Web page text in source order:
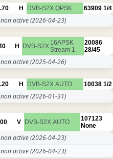
H DVB-S2X QPSK 63909 1/4
active(2026-04-23)
H DVB-S2X 16APSK
Stream 1
20086
28/45
active(2025-04-26)
H DVB-S2X AUTO 10038 1/2
active(2026-01-31)
V DVB-S2X AUTO
107123
None
active(2026-04-23)
active(2026-04-23)